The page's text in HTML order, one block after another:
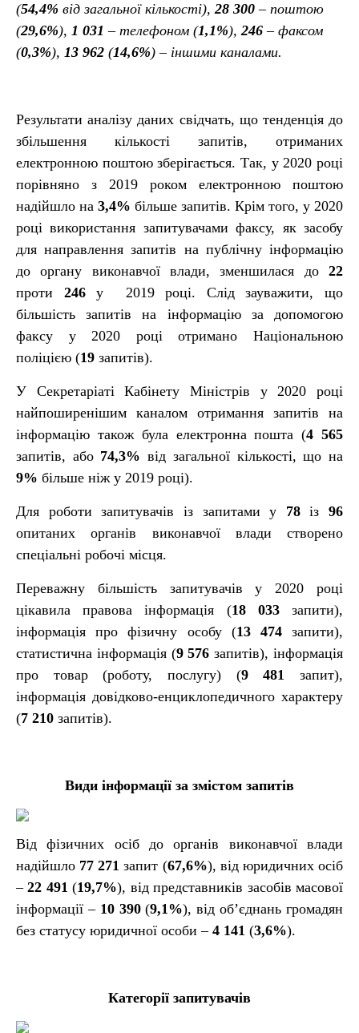
(54,4% від загальної кількості),28 300 – поштою
(29,6%), 1 031 – телефоном (1,1%),246 – факсом
(0,3%), 13 962 (14,6%) – іншими каналами.
Результати аналізу даних свідчать, що тенденція до
збільшення кількості запитів, отриманих
електронною поштою зберігається. Так, у 2020 році
порівняно з 2019 роком електронною поштою
надійшло на 3,4% більше запитів. Крім того, у 2020
році використання запитувачами факсу, як засобу
для направлення запитів на публічну інформацію
до органу виконавчої влади, зменшилася до 22
проти 246у 2019 році. Слід зауважити, що
більшість запитів на інформацію за допомогою
факсу у 2020 році отримано Національною
поліцією (19 запитів).
У Секретаріаті Кабінету Міністрів у 2020 році
найпоширенішим каналом отримання запитів на
інформацію також була електронна пошта (4 565
запитів, або 74,3% від загальної кількості, що на
9% більше ніж у 2019 році).
Для роботи запитувачів із запитами у 78із 96
опитаних органів виконавчої влади створено
спеціальні робочі місця.
Переважну більшість запитувачів у 2020 році
цікавила правова інформація (18 033запити),
інформація про фізичну особу (13 474запити),
статистична інформація (9 576 запитів), інформація
про товар (роботу, послугу) (9 481 запит),
інформація довідково-енциклопедичного характеру
(7 210 запитів).
Види інформації за змістом запитів
Від фізичних осіб до органів виконавчої влади
надійшло 77 271 запит (67,6%), від юридичних осіб
–22 491 (19,7%), від представників засобів масової
інформації – 10 390(9,1%), від об’єднань громадян
без статусу юридичної особи – 4 141 (3,6%).
Категорії запитувачів